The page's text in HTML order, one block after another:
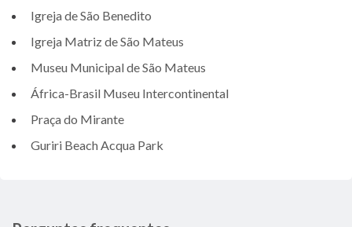
Igreja de São Benedito
Igreja Matriz de São Mateus
Museu Municipal de São Mateus
África-Brasil Museu Intercontinental
Praça do Mirante
Guriri Beach Acqua Park